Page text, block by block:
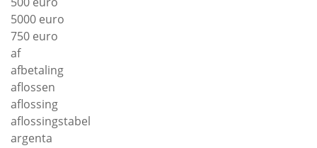
5000 euro
750 euro
af
afbetaling
aflossen
aflossing
aflossingstabel
argenta